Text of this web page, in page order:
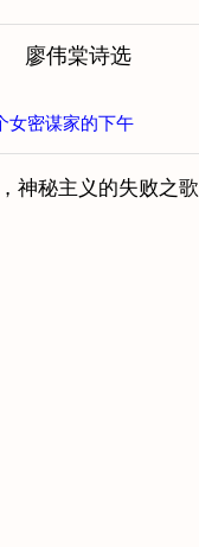
廖伟棠诗选
女密谋家的下午
神秘主义的失败之歌